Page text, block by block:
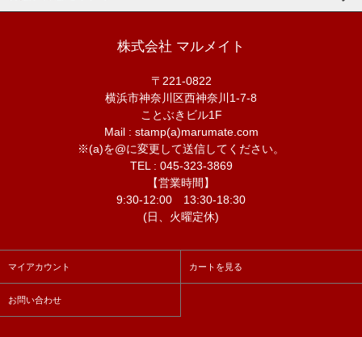
株式会社 マルメイト
〒221-0822
横浜市神奈川区西神奈川1-7-8
ことぶきビル1F
Mail : stamp(a)marumate.com
※(a)を@に変更して送信してください。
TEL : 045-323-3869
【営業時間】
9:30-12:00 13:30-18:30
(日、火曜定休)
マイアカウント カートを見る
お問い合わせ